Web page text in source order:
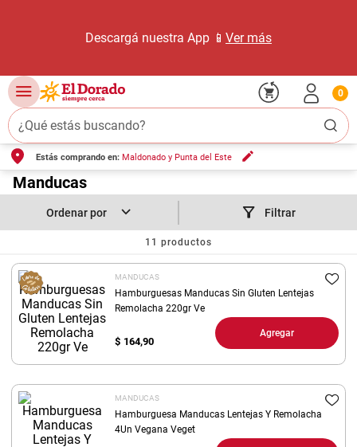
Descargá nuestra App 📱 Ver más
¿Qué estás buscando?
0
Estás comprando en: Maldonado y Punta del Este
Manducas
Filtrar
11 productos
MANDUCAS
Hamburguesas Manducas Sin Gluten Lentejas
Remolacha 220gr Ve
$ 164,90
Agregar
MANDUCAS
Hamburguesa Manducas Lentejas Y Remolacha
4Un Vegana Veget
TÉRMINOS MÁS BUSCADOS
leche
4. queso
5. pollo
. bondiola
. fideos